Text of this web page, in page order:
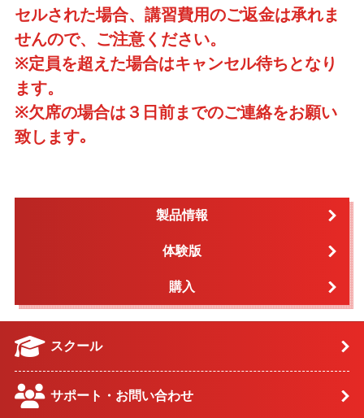
セルされた場合、講習費用のご返金は承れま
せんので、ご注意ください。
※定員を超えた場合はキャンセル待ちとなり
ます。
※欠席の場合は３日前までのご連絡をお願い
致します｡
製品情報
体験版
購入
スクール
サポート・お問い合わせ